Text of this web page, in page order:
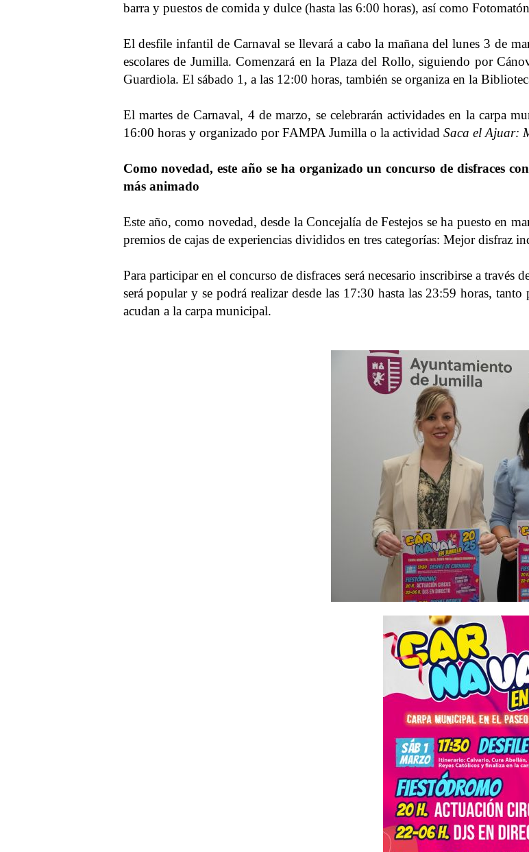
barra y puestos de comida y dulce (hasta las 6:00 horas), así como
El desfile infantil de Carnaval se llevará a cabo la mañana del lunes 3 de
escolares de Jumilla. Comenzará en la Plaza del Rollo, siguiendo por
Guardiola. El sábado 1, a las 12:00 horas, también se organiza en la
El martes de Carnaval, 4 de marzo, se celebrarán actividades en la carpa
16:00 horas y organizado por FAMPA Jumilla o la actividad Saca el Ajuar:
Como novedad, este año se ha organizado un concurso de disfraces
más animado
Este año, como novedad, desde la Concejalía de Festejos se ha puesto en
premios de cajas de experiencias divididos en tres categorías: Mejor
Para participar en el concurso de disfraces será necesario inscribirse a
será popular y se podrá realizar desde las 17:30 hasta las 23:59 horas,
acudan a la carpa municipal.